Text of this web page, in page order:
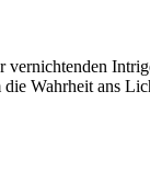
Wahrheit ans